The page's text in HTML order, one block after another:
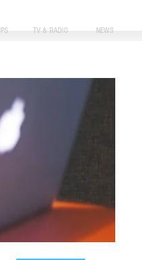
TV & RADIO NEWS